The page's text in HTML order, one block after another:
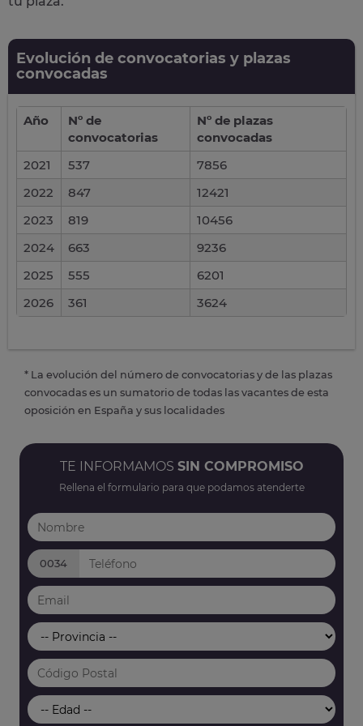
Evolución de convocatorias y plazas
convocadas
Año
Nº de
convocatorias
Nº de plazas
convocadas
2021
537
7856
2022
847
12421
2023
819
10456
2024
663
9236
2025
555
6201
2026
361 3624
* La evolución del número de convocatorias y de las plazas
convocadas es un sumatorio de todas las vacantes de esta
oposición en España y sus localidades
TE INFORMAMOS SIN COMPROMISO
Rellena el formulario para que podamos atenderte
0034